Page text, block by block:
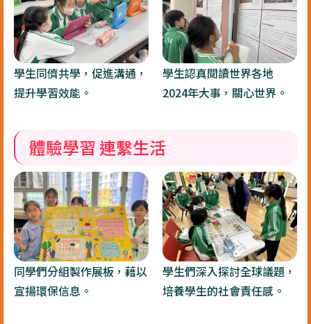
學生同儕共學，促進溝通，
提升學習效能。
學生認真閱讀世界各地
2024年大事，關心世界。
體驗學習 連繫生活
同學們分組製作展板，藉以
宣揚環保信息。
學生們深入探討全球議題，
培養學生的社會責任感。